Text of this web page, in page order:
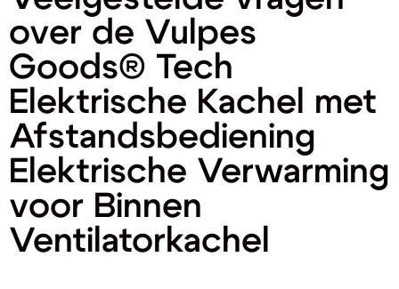
over de Vulpes
Goods® Tech
Elektrische Kachel met
Afstandsbediening
Elektrische Verwarming
voor Binnen
Ventilatorkachel